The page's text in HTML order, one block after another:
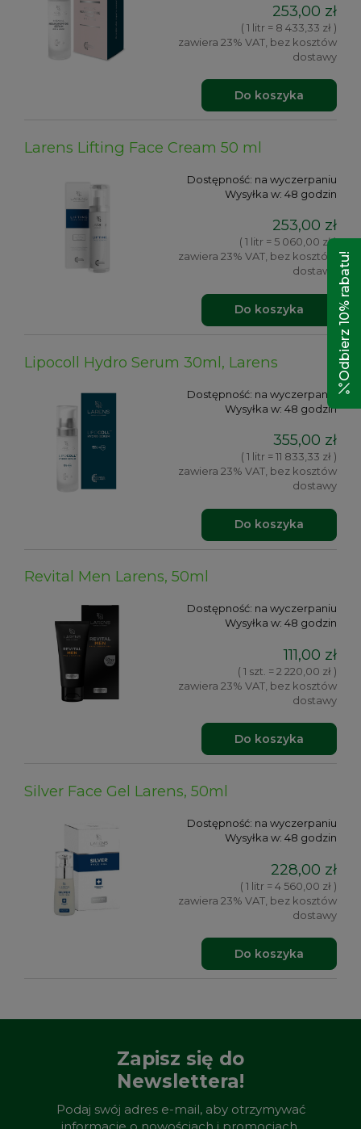
253,00 zł
( 1 litr = 8 433,33 zł )
zawiera 23% VAT, bez kosztów
dostawy
Do koszyka
Larens Lifting Face Cream 50 ml
Dostępność: na wyczerpaniu
Wysyłka w: 48 godzin
253,00 zł
( 1 litr = 5 060,00 zł )
zawiera 23% VAT, bez kosztów
dostawy
Do koszyka
Lipocoll Hydro Serum 30ml, Larens
Dostępność: na wyczerpaniu
Wysyłka w: 48 godzin
355,00 zł
( 1 litr = 11 833,33 zł )
zawiera 23% VAT, bez kosztów
dostawy
Do koszyka
Revital Men Larens, 50ml
Dostępność: na wyczerpaniu
Wysyłka w: 48 godzin
111,00 zł
( 1 szt. = 2 220,00 zł )
zawiera 23% VAT, bez kosztów
dostawy
Do koszyka
Silver Face Gel Larens, 50ml
Dostępność: na wyczerpaniu
Wysyłka w: 48 godzin
228,00 zł
( 1 litr = 4 560,00 zł )
zawiera 23% VAT, bez kosztów
dostawy
Do koszyka
Zapisz się do
Newslettera!
Podaj swój adres e-mail, aby otrzymywać
Odbierz 10% rabatu!